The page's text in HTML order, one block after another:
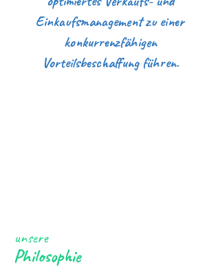
Einkaufsmanagement zu einer
konkurrenzfähigen
Vorteilsbeschaffung führen.
unsere
Philosophie